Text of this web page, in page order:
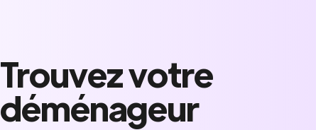
Trouvezvotre
déménageur